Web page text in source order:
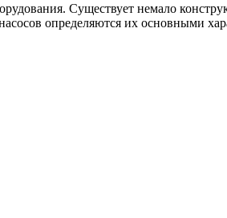
Существует немало
определяются их основными